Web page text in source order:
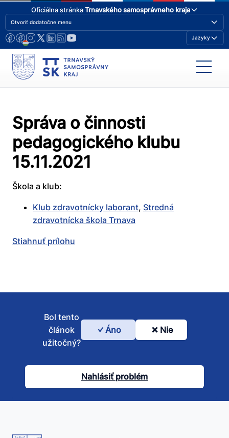
Oficiálna stránkaTrnavského samosprávneho kraja
Otvoriť dodatočne menu
Jazyky
Správa o činnosti
pedagogického klubu
15.11.2021
Škola a klub:
Klub zdravotnícky laborant, Stredná
zdravotnícka škola Trnava
Stiahnuť prílohu
Bol
článok
užitočný?
Bol tento
článok
užitočný?
Áno Nie
Nahlásiť problém